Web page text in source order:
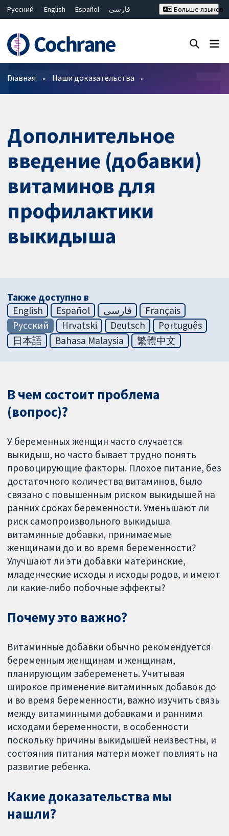
Русский English Español
فارسی
Bahasa Malaysia
ไทย
繁體中文
简体中文
Больше языков
Фильтры
Главная Наши доказательства
Дополнительное
введение (добавки)
витаминов для
профилактики
выкидыша
Также доступно в
English
Español فارسی
Français
Русский
Hrvatski Deutsch
Português
日本語
Bahasa Malaysia 繁體中文
В чем состоит проблема
(вопрос)?
У беременных женщин часто случается
выкидыш, но часто бывает трудно понять
провоцирующие факторы. Плохое питание, без
достаточного количества витаминов, было
связано с повышенным риском выкидышей на
ранних сроках беременности. Уменьшают ли
риск самопроизвольного выкидыша
витаминные добавки, принимаемые
женщинами до и во время беременности?
Улучшают ли эти добавки материнские,
младенческие исходы и исходы родов, и имеют
ли какие-либо побочные эффекты?
Почему это важно?
Витаминные добавки обычно рекомендуется
беременным женщинам и женщинам,
планирующим забеременеть. Учитывая
широкое применение витаминных добавок до
и во время беременности, важно изучить связь
между витаминными добавками и ранними
исходами беременности, в особенности
поскольку причины выкидышей неизвестны, и
состояния питания матери может повлиять на
развитие ребенка.
Какие доказательства мы
нашли?